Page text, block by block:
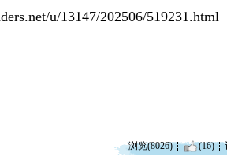
u/13147/202506/519231.html
浏览(8026) (16)